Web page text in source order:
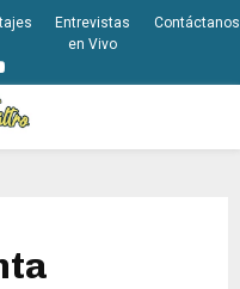
Entrevistas
en Vivo
Contáctanos
Youtube